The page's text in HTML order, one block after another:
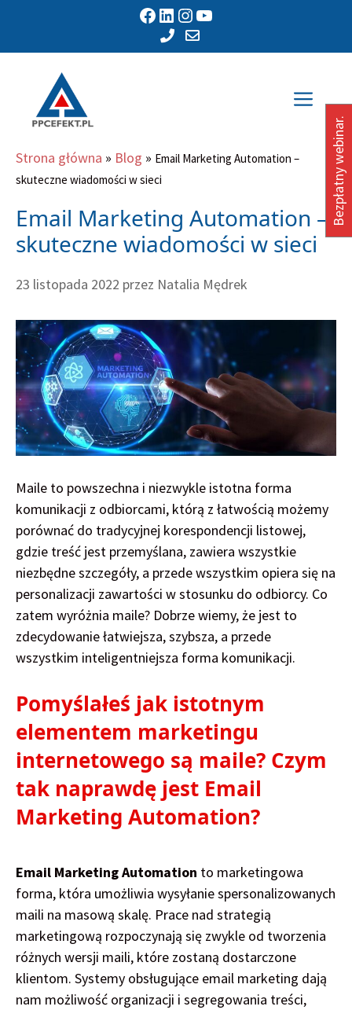
treści
Facebook LinkedIn Instagram YouTube
Strona główna » Blog » Email Marketing Automation –
skuteczne wiadomości w sieci
Email Marketing Automation –
skuteczne wiadomości w sieci
23 listopada 2022 przez Natalia Mędrek
Maile to powszechna i niezwykle istotna forma
komunikacji z odbiorcami, którą z łatwością możemy
porównać do tradycyjnej korespondencji listowej,
gdzie treść jest przemyślana, zawiera wszystkie
niezbędne szczegóły, a przede wszystkim opiera się na
personalizacji zawartości w stosunku do odbiorcy. Co
zatem wyróżnia maile? Dobrze wiemy, że jest to
zdecydowanie łatwiejsza, szybsza, a przede
wszystkim inteligentniejsza forma komunikacji.
Pomyślałeś jak istotnym
elementem marketingu
internetowego są maile? Czym
tak naprawdę jest Email
Marketing Automation?
Email Marketing Automation to marketingowa
forma, która umożliwia wysyłanie spersonalizowanych
maili na masową skalę. Prace nad strategią
marketingową rozpoczynają się zwykle od tworzenia
różnych wersji maili, które zostaną dostarczone
klientom. Systemy obsługujące email marketing dają
nam możliwość organizacji i segregowania treści,
Bezpłatny webinar.